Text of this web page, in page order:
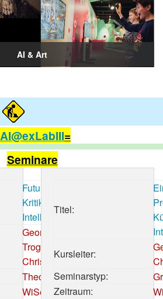
AI & Art
AI@exLabIII=
Seminare
Future Minds –
Kritik Künstlicher
Intelligenzen
Georg
Trogemann,
Christian Heck
Theorieseminar
WiSe 2019/20
Titel:
Kursleiter:
Seminarstyp:
Zeitraum: